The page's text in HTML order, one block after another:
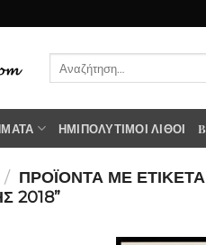
ΗΜΙΠΟΛΎΤΙΜΟΙ ΛΊΘΟΙ
/ ΠΡΟΪΌΝΤΑ ΜΕ ΕΤΙΚΈΤΑ
2018”